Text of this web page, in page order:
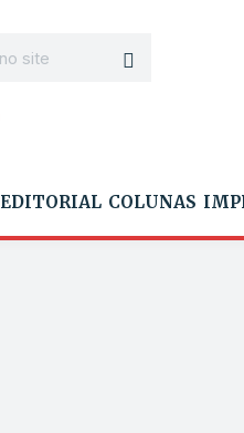
EDITORIAL COLUNAS